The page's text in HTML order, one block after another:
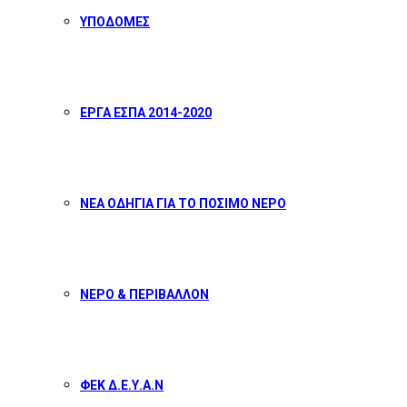
ΥΠΟΔΟΜΕΣ
ΕΡΓΑ ΕΣΠΑ 2014-2020
ΝΕΑ ΟΔΗΓΙΑ ΓΙΑ ΤΟ ΠΟΣΙΜΟ ΝΕΡΟ
ΝΕΡΟ & ΠΕΡΙΒΑΛΛΟΝ
ΦΕΚ Δ.Ε.Υ.Α.Ν